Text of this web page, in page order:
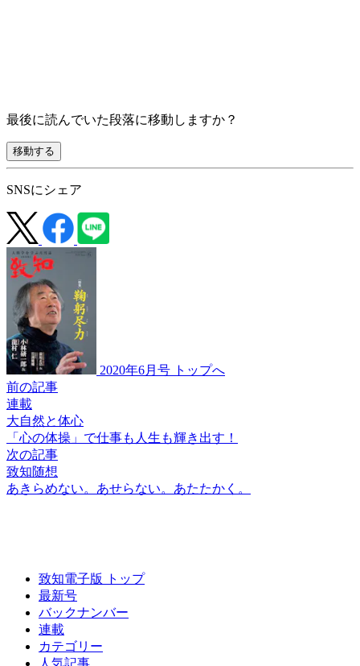
最後に読んでいた段落に移動しますか？
移動する
SNSにシェア
2020年6月号 トップへ
前の記事
連載
大自然と体心
「心の体操」で仕事も人生も輝き出す！
次の記事
致知随想
あきらめない。あせらない。 あたたかく。
致知電子版 トップ
最新号
バックナンバー
連載
カテゴリー
人気記事